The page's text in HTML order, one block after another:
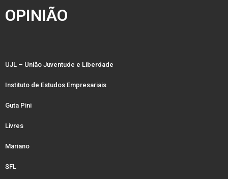
OPINIÃO
UJL – União Juventude e Liberdade
Instituto de Estudos Empresariais
Guta Pini
Livres
Mariano
SFL